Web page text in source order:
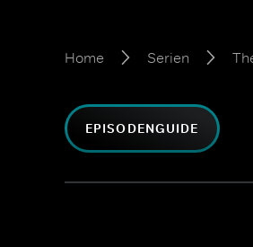
Home Serien
EPISODENGUIDE